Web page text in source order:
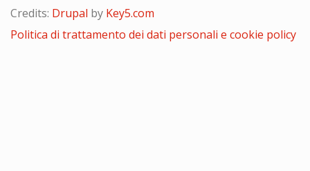
Credits: Drupal by Key5.com
Politica di trattamento dei dati personali e cookie policy